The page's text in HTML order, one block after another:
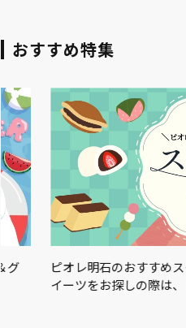
おすすめ特集
ピオレ明石のおすすめスイーツ
イーツをお探しの際は、ピオ…